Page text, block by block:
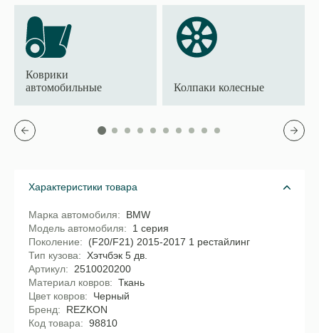
Коврики
автомобильные
Колпаки колесные
Характеристики товара
Марка автомобиля
BMW
Модель автомобиля
1 серия
Поколение
(F20/F21) 2015-2017 1 рестайлинг
Тип кузова
Хэтчбэк 5 дв.
Артикул
2510020200
Материал ковров
Ткань
Цвет ковров
Черный
Бренд
REZKON
Код товара
98810